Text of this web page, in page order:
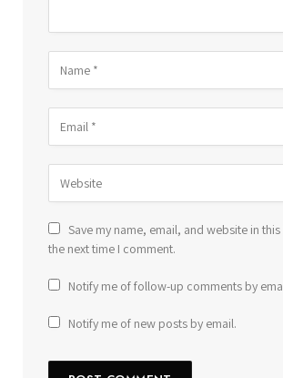
Save my name, email, and website in
the next time I comment.
Notify me of follow-up comments by
Notify me of new posts by email.